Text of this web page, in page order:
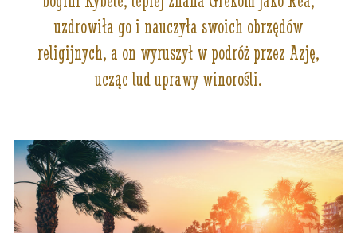
uzdrowiła go i nauczyła swoich obrzędów
religijnych, a on wyruszył w podróż przez Azję,
ucząc lud uprawy winorośli.